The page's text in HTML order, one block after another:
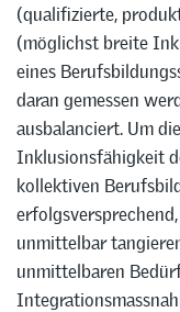
(qualifizierte,
(möglichst breite
eines
daran gemessen
ausbalanciert. Um
Inklusionsfähigkeit
kollektiven
unmittelbar
unmittelbaren